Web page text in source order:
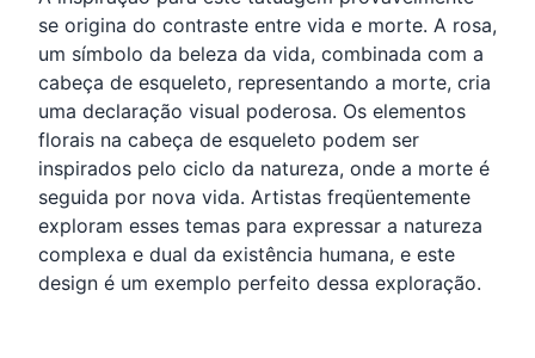
se origina do contraste entre vida e morte. A rosa,
um símbolo da beleza da vida, combinada com a
cabeça de esqueleto, representando a morte, cria
uma declaração visual poderosa. Os elementos
florais na cabeça de esqueleto podem ser
inspirados pelo ciclo da natureza, onde a morte é
seguida por nova vida. Artistas freqüentemente
exploram esses temas para expressar a natureza
complexa e dual da existência humana, e este
design é um exemplo perfeito dessa exploração.